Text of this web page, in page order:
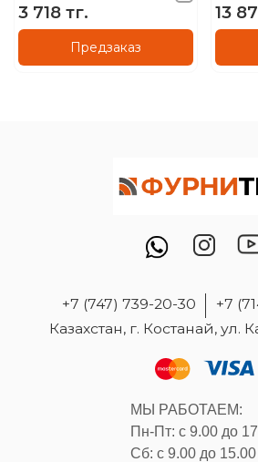
3 718 тг.
Предзаказ
13
+7 (747) 739-20-30
+7
Казахстан, г. Костанай, ул.
МЫ РАБОТАЕМ:
Пн-Пт: с 9.00 до
Сб: с 9.00 до 15.00